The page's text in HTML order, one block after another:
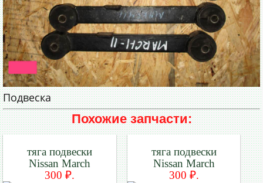
Подвеска
Похожие запчасти:
тяга подвески
Nissan March
300 ₽.
тяга подвески
Nissan March
300 ₽.